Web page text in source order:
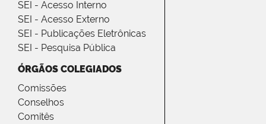
SEI - Acesso Interno
SEI - Acesso Externo
SEI - Publicações Eletrônicas
SEI - Pesquisa Pública
ÓRGÃOS COLEGIADOS
Comissões
Conselhos
Comitês